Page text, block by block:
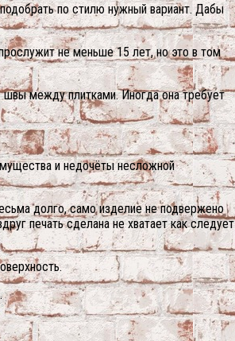
по стилю нужный вариант. Дабы
не меньше 15 лет, но это в том
швы между плитками. Иногда она требует
и недочёты несложной
долго, само изделие не подвержено
печать сделана не хватает как следует